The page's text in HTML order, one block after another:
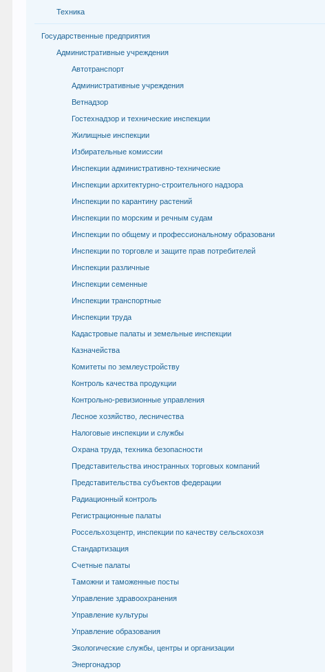
Техника
Государственные предприятия
Административные учреждения
Автотранспорт
Административные учреждения
Ветнадзор
Гостехнадзор и технические инспекции
Жилищные инспекции
Избирательные комиссии
Инспекции административно-технические
Инспекции архитектурно-строительного надзора
Инспекции по карантину растений
Инспекции по морским и речным судам
Инспекции по общему и профессиональному образовани
Инспекции по торговле и защите прав потребителей
Инспекции различные
Инспекции семенные
Инспекции транспортные
Инспекции труда
Кадастровые палаты и земельные инспекции
Казначейства
Комитеты по землеустройству
Контроль качества продукции
Контрольно-ревизионные управления
Лесное хозяйство, лесничества
Налоговые инспекции и службы
Охрана труда, техника безопасности
Представительства иностранных торговых компаний
Представительства субъектов федерации
Радиационный контроль
Регистрационные палаты
Россельхозцентр, инспекции по качеству сельскохозя
Стандартизация
Счетные палаты
Таможни и таможенные посты
Управление здравоохранения
Управление культуры
Управление образования
Экологические службы, центры и организации
Энергонадзор